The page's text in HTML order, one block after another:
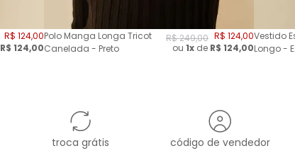
R$ 124,00
R$ 124,00
Polo Manga Longa Tricot
Canelada - Preto
R$249,00 R$ 124,00
ou 1x de R$ 124,00
Vestido
Longo -
troca grátis código de vendedor